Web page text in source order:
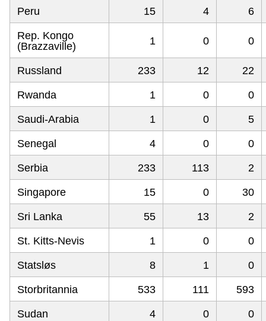
Peru 15 4 6
Rep. Kongo
(Brazzaville)
1 0 0
Russland 233 12 22
Rwanda 1 0 0
Saudi-Arabia 1 0 5
Senegal 4 0 0
Serbia 233 113 2
Singapore 15 0 30
Sri Lanka 55 13 2
St. Kitts-Nevis 1 0 0
Statsløs 8 1 0
Storbritannia 533 111 593
Sudan 4 0 0